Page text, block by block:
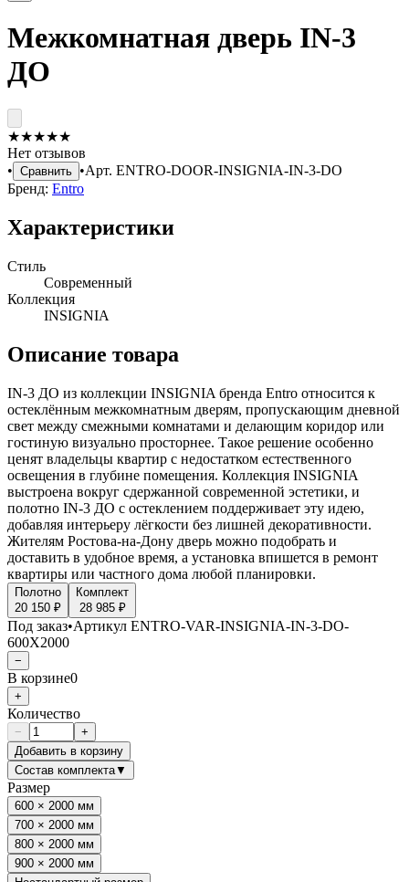
Межкомнатная дверь IN-3
ДО
★★★★★
Нет отзывов
• Сравнить •Арт. ENTRO-DOOR-INSIGNIA-IN-3-DO
Бренд: Entro
Характеристики
Стиль
Современный
Коллекция
INSIGNIA
Описание товара
IN-3 ДО из коллекции INSIGNIA бренда Entro относится к
остеклённым межкомнатным дверям, пропускающим дневной
свет между смежными комнатами и делающим коридор или
гостиную визуально просторнее. Такое решение особенно
ценят владельцы квартир с недостатком естественного
освещения в глубине помещения. Коллекция INSIGNIA
выстроена вокруг сдержанной современной эстетики, и
полотно IN-3 ДО с остеклением поддерживает эту идею,
добавляя интерьеру лёгкости без лишней декоративности.
Жителям Ростова-на-Дону дверь можно подобрать и
доставить в удобное время, а установка впишется в ремонт
квартиры или частного дома любой планировки.
Полотно
20 150 ₽
Комплект
28 985 ₽
Под заказ•Артикул ENTRO-VAR-INSIGNIA-IN-3-DO-
600X2000
−
В корзине0
+
Количество
−
+
Добавить в корзину
Состав комплекта▼
Размер
600 × 2000 мм
700 × 2000 мм
800 × 2000 мм
900 × 2000 мм